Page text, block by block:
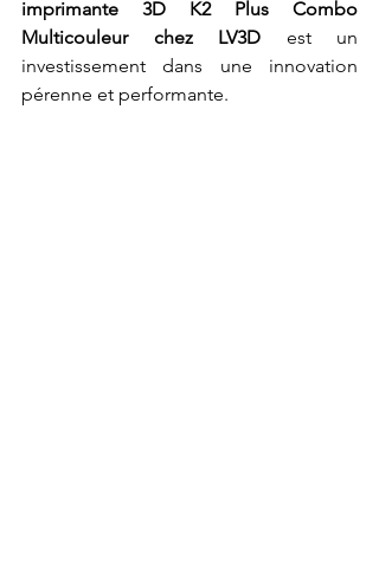
imprimante 3D K2 Plus Combo
Multicouleur chez LV3D est un
investissement dans une innovation
pérenne et performante.